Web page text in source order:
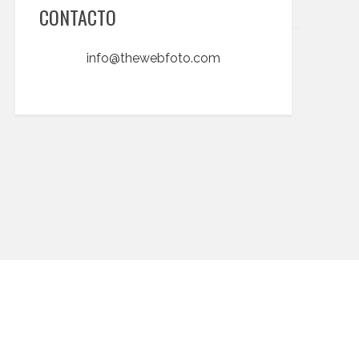
CONTACTO
info@thewebfoto.com